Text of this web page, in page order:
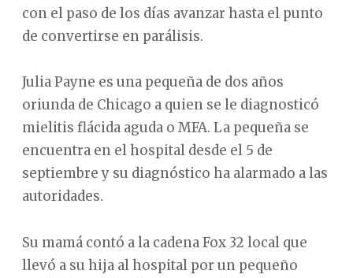
con el paso de los días avanzar hasta el punto
de convertirse en parálisis.
Julia Payne es una pequeña de dos años
oriunda de Chicago a quien se le diagnosticó
mielitis flácida aguda o MFA. La pequeña se
encuentra en el hospital desde el 5 de
septiembre y su diagnóstico ha alarmado a las
autoridades.
Su mamá contó a la cadena Fox 32 local que
llevó a su hija al hospital por un pequeño